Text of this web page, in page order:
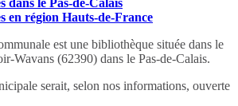
en région Hauts-de-France
est une bibliothèque située dans le
Wavans (62390) dans le Pas-de-Calais.
serait, selon nos informations, ouverte